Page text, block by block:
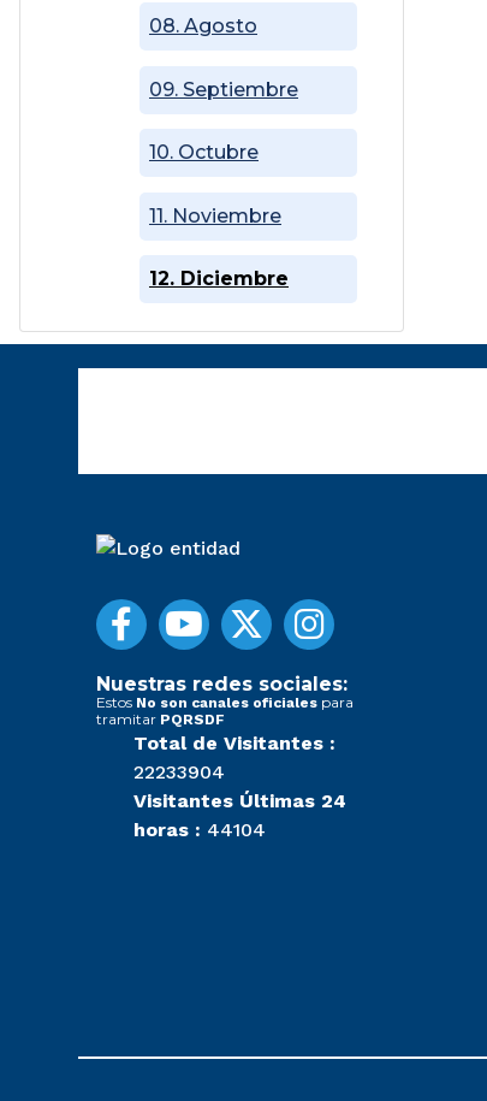
08. Agosto
09. Septiembre
10. Octubre
11. Noviembre
12. Diciembre
Nuestras redes sociales:
Estos No son canales oficiales para
tramitar PQRSDF
Total de Visitantes :
22233904
Visitantes Últimas 24
horas : 44104